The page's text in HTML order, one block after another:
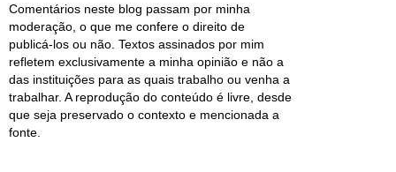
Comentários neste blog passam por minha
moderação, o que me confere o direito de
publicá-los ou não. Textos assinados por mim
refletem exclusivamente a minha opinião e não a
das instituições para as quais trabalho ou venha a
trabalhar. A reprodução do conteúdo é livre, desde
que seja preservado o contexto e mencionada a
fonte.